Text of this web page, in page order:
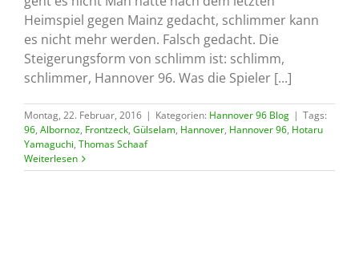
Heimspiel gegen Mainz gedacht, schlimmer kann
es nicht mehr werden. Falsch gedacht. Die
Steigerungsform von schlimm ist: schlimm,
schlimmer, Hannover 96. Was die Spieler [...]
Montag, 22. Februar, 2016 | Kategorien: Hannover 96 Blog | Tags:
96, Albornoz, Frontzeck, Gülselam, Hannover, Hannover 96, Hotaru
Yamaguchi, Thomas Schaaf
Weiterlesen